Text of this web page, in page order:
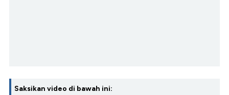
Saksikan video di bawah ini: